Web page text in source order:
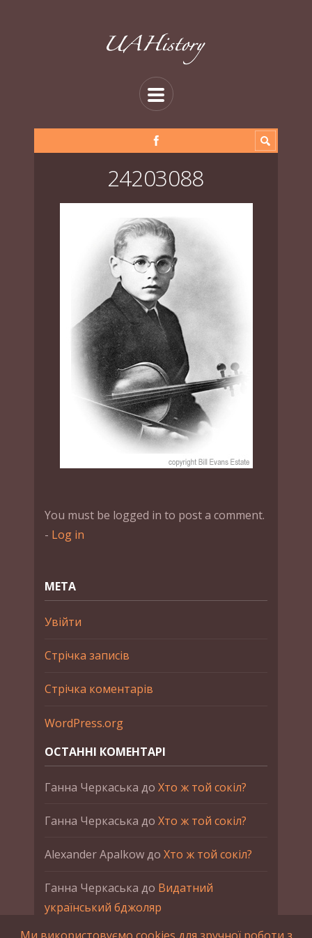
24203088
You must be logged in to post a comment.
- Log in
МЕТА
Увійти
Стрічка записів
Стрічка коментарів
WordPress.org
ОСТАННІ КОМЕНТАРІ
Ганна Черкаська до Хто ж той сокіл?
Ганна Черкаська до Хто ж той сокіл?
Alexander Apalkowдо Хто ж той сокіл?
Ганна Черкаська до Видатний
український бджоляр
Ми використовуємо cookies для зручної роботи з